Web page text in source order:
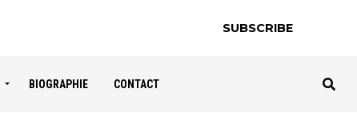
SUBSCRIBE
BIOGRAPHIE CONTACT